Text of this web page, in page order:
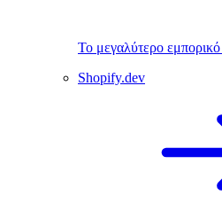
Το μεγαλύτερο
Shopify.dev